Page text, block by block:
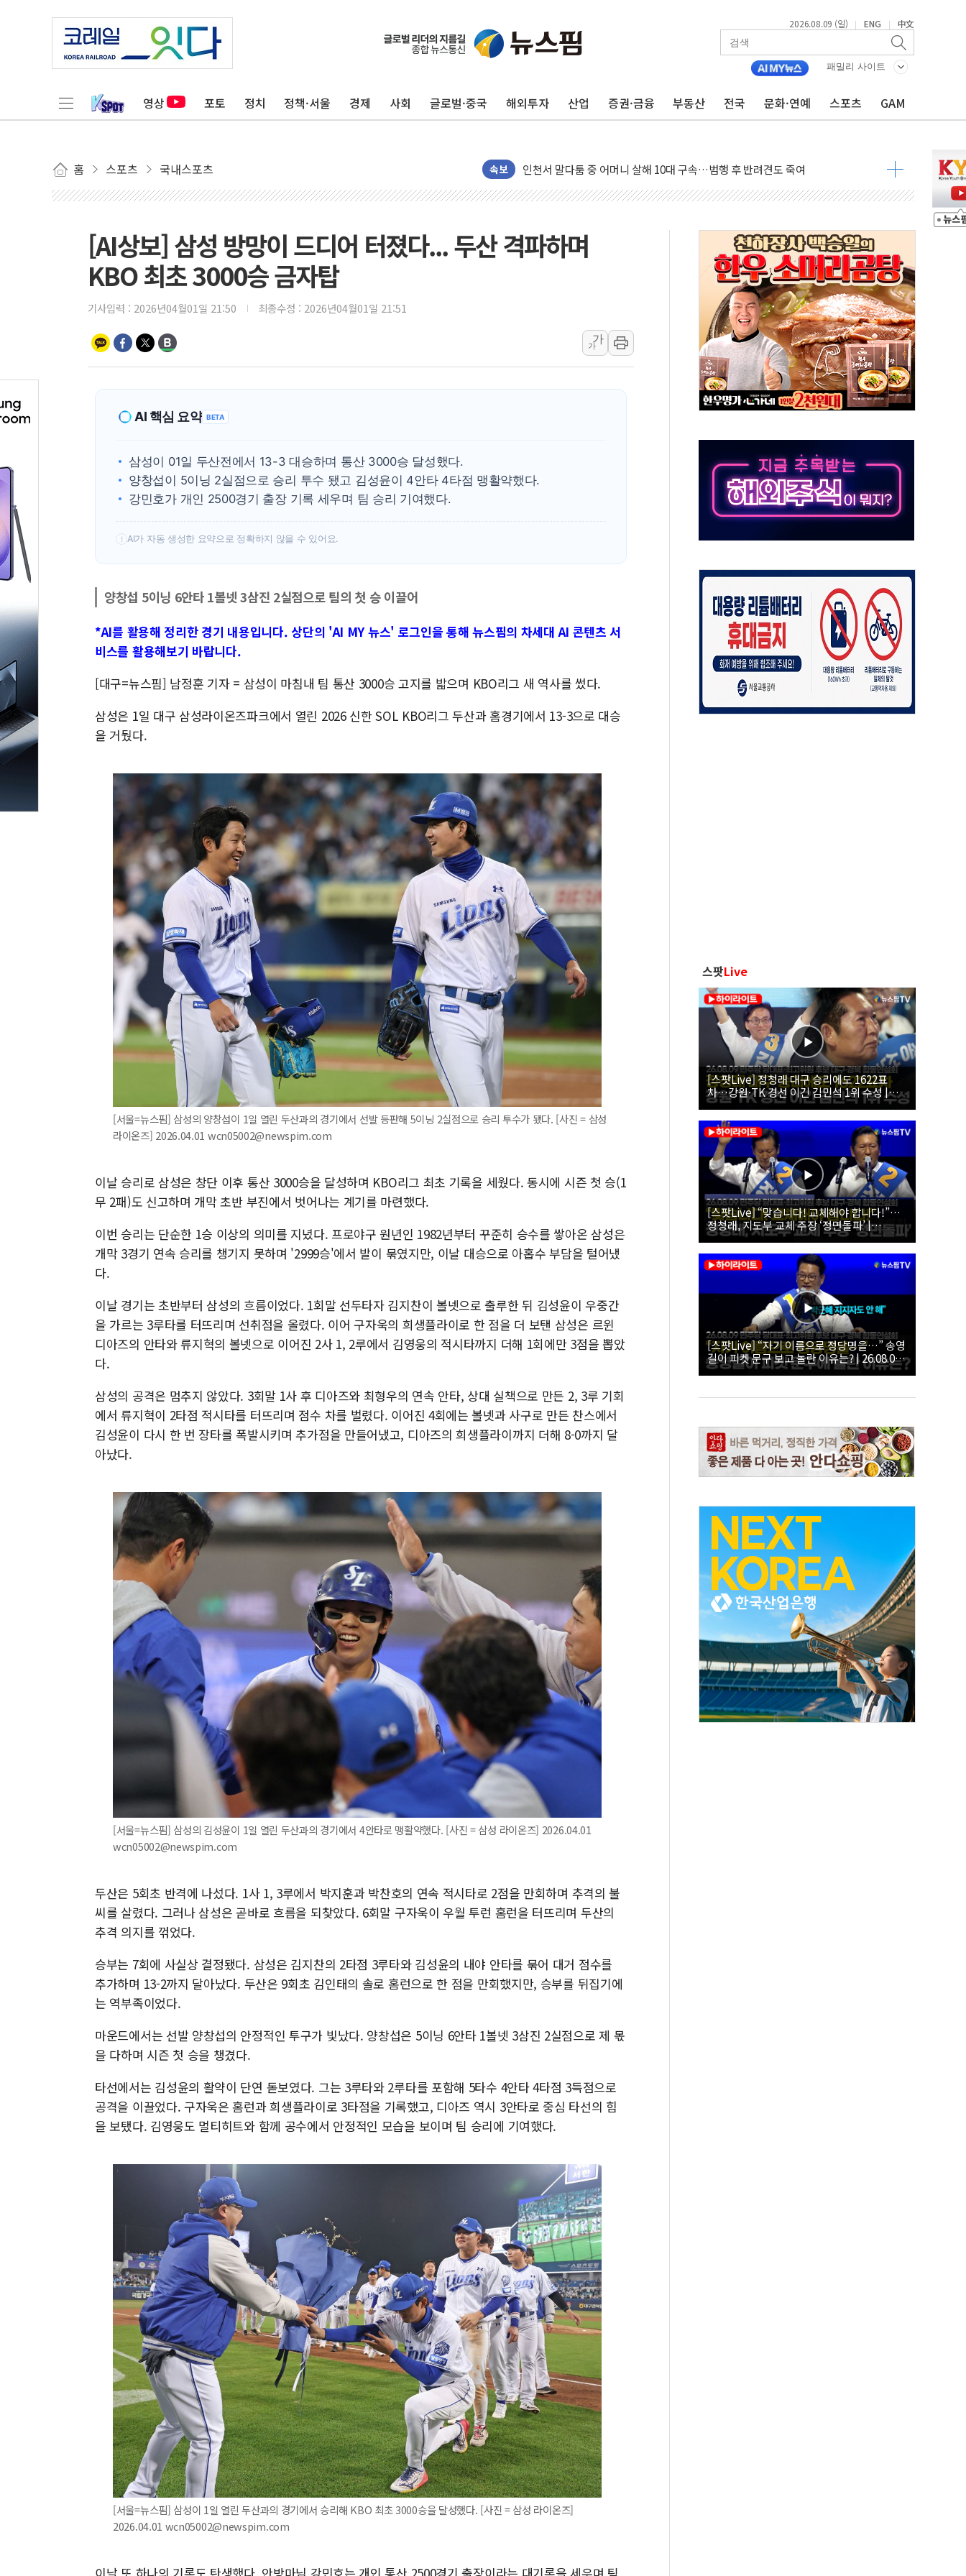
2026.08.09 (일) | ENG | 中文
패밀리 사이트
영상 포토 정치 정책·서울 경제 사회 글로벌·중국 해외투자 산업 증권·금융 부동산 전국 문화·연예 스포츠 GAM
홈 스포츠 국내스포츠 속보
평택 진위면 공장서 질식사고 발생…작업자 1명 숨져
포항 블루밸리 국가산단에 '철강 AI융합실증센터' 들어선다
[종합] 김민석, 정청래에 누적 1.48%p 차 선두 유지...金 46.01% vs 鄭 44.53%
민주당 경북도당위원장에 오중기 당선...합산득표율 68.63%
김민석, 강원·대구·경북 경선서 정청래에 승리…金 48.54% vs 鄭 44.40%
[속보] 민주, 강원·대구·경북 경선 결과...김민석 48.54% 정청래 44.40%
[속보] 민주, 대구 경선 결과 발표...정청래 47.82% 김민석 46.35% 송영길 5.83%
[속보] 민주, 강원 경선 결과 발표...김민석 50.30% 정청래 41.94% 송영길 7.76%
정재헌 CEO, SKT 장기고객 400명 맞이…"마음 잇는 시간 되길"
최태원, 노소영에 9440억 지급 확정되나…재상고 앞두고 막판 셈법
인천시 광복절 현수막 '태극기 거꾸로' 논란…이틀만에 철거
병무청, 보충역 전면 손질… 예술·체육요원 최대 33% 감축
홈플러스發 대형마트 판매, 역대 최대폭 감소한 9.4%↓…유통업계 양극화 심화
윤준병·이해민 의원, '정부 특사'로 콜롬비아 대통령 취임식 참석
[AI상보] 삼성 방망이 드디어 터졌다... 두산 격파하며
KBO 최초 3000승 금자탑
기사입력 : 2026년04월01일 21:50 최종수정 : 2026년04월01일 21:51
가
가
AI 핵심 요약 BETA
삼성이 01일 두산전에서 13-3 대승하며 통산 3000승 달성했다.
양창섭이 5이닝 2실점으로 승리 투수 됐고 김성윤이 4안타 4타점 맹활약했다.
강민호가 개인 2500경기 출장 기록 세우며 팀 승리 기여했다.
! AI가 자동 생성한 요약으로 정확하지 않을 수 있어요.
양창섭 5이닝 6안타 1볼넷 3삼진 2실점으로 팀의 첫 승 이끌어
*AI를 활용해 정리한 경기 내용입니다. 상단의 'AI MY 뉴스' 로그인을 통해 뉴스핌의 차세대 AI 콘텐츠 서
비스를 활용해보기 바랍니다.
[대구=뉴스핌] 남정훈 기자 = 삼성이 마침내 팀 통산 3000승 고지를 밟으며 KBO리그 새 역사를 썼다.
삼성은 1일 대구 삼성라이온즈파크에서 열린 2026 신한 SOL KBO리그 두산과 홈경기에서 13-3으로 대승
을 거뒀다.
[서울=뉴스핌] 삼성의 양창섭이 1일 열린 두산과의 경기에서 선발 등판해 5이닝 2실점으로 승리 투수가 됐다. [사진 = 삼성
라이온즈] 2026.04.01 wcn05002@newspim.com
이날 승리로 삼성은 창단 이후 통산 3000승을 달성하며 KBO리그 최초 기록을 세웠다. 동시에 시즌 첫 승(1
무 2패)도 신고하며 개막 초반 부진에서 벗어나는 계기를 마련했다.
이번 승리는 단순한 1승 이상의 의미를 지녔다. 프로야구 원년인 1982년부터 꾸준히 승수를 쌓아온 삼성은
개막 3경기 연속 승리를 챙기지 못하며 '2999승'에서 발이 묶였지만, 이날 대승으로 아홉수 부담을 털어냈
다.
이날 경기는 초반부터 삼성의 흐름이었다. 1회말 선두타자 김지찬이 볼넷으로 출루한 뒤 김성윤이 우중간
을 가르는 3루타를 터뜨리며 선취점을 올렸다. 이어 구자욱의 희생플라이로 한 점을 더 보탠 삼성은 르윈
디아즈의 안타와 류지혁의 볼넷으로 이어진 2사 1, 2루에서 김영웅의 적시타까지 더해 1회에만 3점을 뽑았
다.
삼성의 공격은 멈추지 않았다. 3회말 1사 후 디아즈와 최형우의 연속 안타, 상대 실책으로 만든 2, 3루 기회
에서 류지혁이 2타점 적시타를 터뜨리며 점수 차를 벌렸다. 이어진 4회에는 볼넷과 사구로 만든 찬스에서
김성윤이 다시 한 번 장타를 폭발시키며 추가점을 만들어냈고, 디아즈의 희생플라이까지 더해 8-0까지 달
아났다.
[서울=뉴스핌] 삼성의 김성윤이 1일 열린 두산과의 경기에서 4안타로 맹활약했다. [사진 = 삼성 라이온즈] 2026.04.01
wcn05002@newspim.com
두산은 5회초 반격에 나섰다. 1사 1, 3루에서 박지훈과 박찬호의 연속 적시타로 2점을 만회하며 추격의 불
씨를 살렸다. 그러나 삼성은 곧바로 흐름을 되찾았다. 6회말 구자욱이 우월 투런 홈런을 터뜨리며 두산의
추격 의지를 꺾었다.
승부는 7회에 사실상 결정됐다. 삼성은 김지찬의 2타점 3루타와 김성윤의 내야 안타를 묶어 대거 점수를
추가하며 13-2까지 달아났다. 두산은 9회초 김인태의 솔로 홈런으로 한 점을 만회했지만, 승부를 뒤집기에
는 역부족이었다.
마운드에서는 선발 양창섭의 안정적인 투구가 빛났다. 양창섭은 5이닝 6안타 1볼넷 3삼진 2실점으로 제 몫
을 다하며 시즌 첫 승을 챙겼다.
타선에서는 김성윤의 활약이 단연 돋보였다. 그는 3루타와 2루타를 포함해 5타수 4안타 4타점 3득점으로
공격을 이끌었다. 구자욱은 홈런과 희생플라이로 3타점을 기록했고, 디아즈 역시 3안타로 중심 타선의 힘
을 보탰다. 김영웅도 멀티히트와 함께 공수에서 안정적인 모습을 보이며 팀 승리에 기여했다.
[서울=뉴스핌] 삼성이 1일 열린 두산과의 경기에서 승리해 KBO 최초 3000승을 달성했다. [사진 = 삼성 라이온즈]
2026.04.01 wcn05002@newspim.com
스팟Live
[스팟Live] 정청래 대구 승리에도 1622표
차…강원·TK 경선 이긴 김민석 1위 수성 |
26.08.09 더불어민주당 당대표·최고위원 후
보 대구·경북 합동연설회
[스팟Live] “맞습니다! 교체해야 합니다!”…
정청래, 지도부 교체 주장 ‘정면돌파’ |
26.08.09 더불어민주당 당대표·최고위원 후
보 대구·경북 합동연설회
[스팟Live] “자기 이름으로 정당명을…” 송영
길이 피켓 문구 보고 놀란 이유는? | 26.08.09
더불어민주당 당대표·최고위원 후보 대구·경